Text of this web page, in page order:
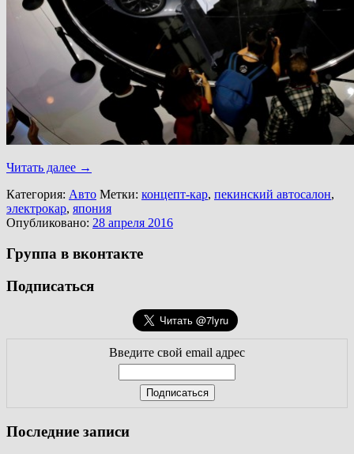
Читать далее →
Категория: Авто Метки: концепт-кар, пекинский автосалон,
электрокар, япония
Опубликовано: 28 апреля 2016
Группа в вконтакте
Подписаться
Введите свой email адрес
Последние записи